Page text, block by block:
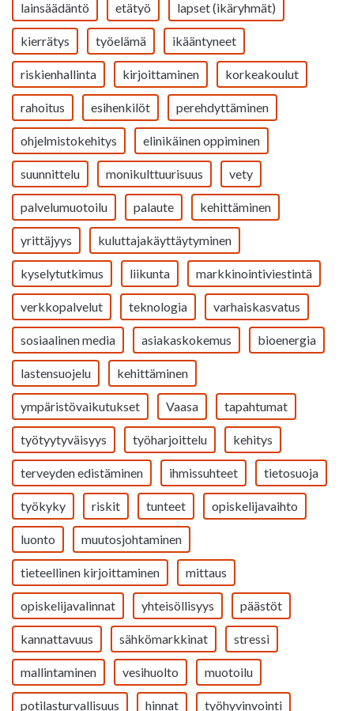
lainsäädäntö etätyö lapset (ikäryhmät)
kierrätys työelämä ikääntyneet
riskienhallinta kirjoittaminen korkeakoulut
rahoitus esihenkilöt perehdyttäminen
ohjelmistokehitys elinikäinen oppiminen
suunnittelu monikulttuurisuus vety
palvelumuotoilu palaute kehittäminen
yrittäjyys kuluttajakäyttäytyminen
kyselytutkimus liikunta markkinointiviestintä
verkkopalvelut teknologia varhaiskasvatus
sosiaalinen media asiakaskokemus bioenergia
lastensuojelu kehittäminen
ympäristövaikutukset Vaasa tapahtumat
työtyytyväisyys työharjoittelu kehitys
terveyden edistäminen ihmissuhteet tietosuoja
työkyky riskit tunteet opiskelijavaihto
luonto muutosjohtaminen
tieteellinen kirjoittaminen mittaus
opiskelijavalinnat yhteisöllisyys päästöt
kannattavuus sähkömarkkinat stressi
mallintaminen vesihuolto muotoilu
potilasturvallisuus hinnat työhyvinvointi